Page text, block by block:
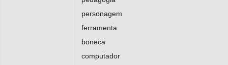
personagem
ferramenta
boneca
computador